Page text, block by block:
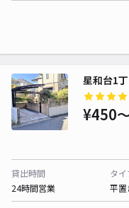
星和台1
¥450
貸出時間
24時間営業
タイ
平置